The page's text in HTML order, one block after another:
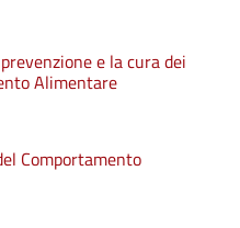
e la cura dei
Alimentare
Comportamento